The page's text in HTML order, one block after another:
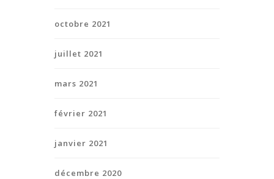
octobre 2021
juillet 2021
mars 2021
février 2021
janvier 2021
décembre 2020